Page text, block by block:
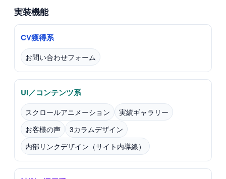
実装機能
CV獲得系
お問い合わせフォーム
UI／コンテンツ系
スクロールアニメーション
実績ギャラリー
お客様の声
3カラムデザイン
内部リンクデザイン（サイト内導線）